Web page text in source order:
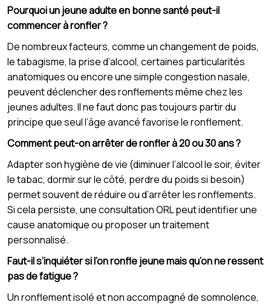
Pourquoi un jeune adulte en bonne santé peut-il
commencer à ronfler ?
De nombreux facteurs, comme un changement de poids,
le tabagisme, la prise d’alcool, certaines particularités
anatomiques ou encore une simple congestion nasale,
peuvent déclencher des ronflements même chez les
jeunes adultes. Il ne faut donc pas toujours partir du
principe que seul l’âge avancé favorise le ronflement.
Comment peut-on arrêter de ronfler à 20 ou 30 ans ?
Adapter son hygiène de vie (diminuer l’alcool le soir, éviter
le tabac, dormir sur le côté, perdre du poids si besoin)
permet souvent de réduire ou d’arrêter les ronflements.
Si cela persiste, une consultation ORL peut identifier une
cause anatomique ou proposer un traitement
personnalisé.
Faut-il s’inquiéter si l’on ronfle jeune mais qu’on ne ressent
pas de fatigue ?
Un ronflement isolé et non accompagné de somnolence,